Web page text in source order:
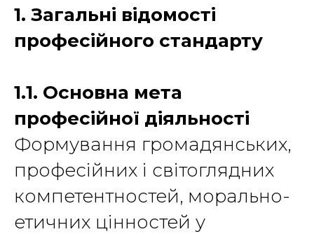
1. Загальні відомості
професійного стандарту
1.1. Основна мета
професійної діяльності
Формування громадянських,
професійних і світоглядних
компетентностей, морально-
етичних цінностей у